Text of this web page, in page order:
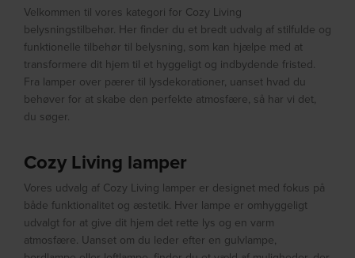
Velkommen til vores kategori for Cozy Living
belysningstilbehør. Her finder du et bredt udvalg af stilfulde og
funktionelle tilbehør til belysning, som kan hjælpe med at
transformere dit hjem til et hyggeligt og indbydende fristed.
Fra lamper over pærer til lysdekorationer, uanset hvad du
behøver for at skabe den perfekte atmosfære, så har vi det,
du søger.
Cozy Living lamper
Vores udvalg af Cozy Living lamper er designet med fokus på
både funktionalitet og æstetik. Hver lampe er omhyggeligt
udvalgt for at give dit hjem det rette lys og en varm
atmosfære. Uanset om du leder efter en gulvlampe,